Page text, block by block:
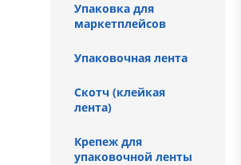
Упаковка для
маркетплейсов
Упаковочная лента
Скотч (клейкая
лента)
Крепеж для
упаковочной ленты